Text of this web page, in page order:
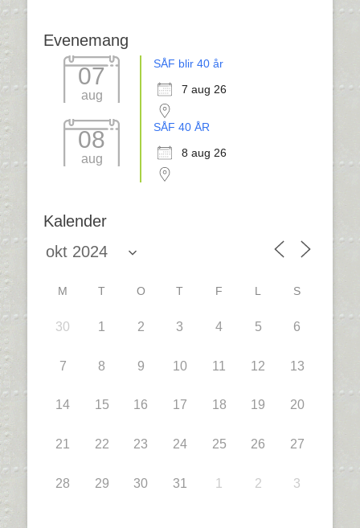
Evenemang
07
aug
SÅF blir 40 år
7 aug 26
08
aug
SÅF 40 ÅR
8 aug 26
Kalender
M T O T F L S
30 1 2 3 4 5 6
7 8 9 10 11 12 13
14 15 16 17 18 19 20
21 22 23 24 25 26 27
28 29 30 31 1 2 3